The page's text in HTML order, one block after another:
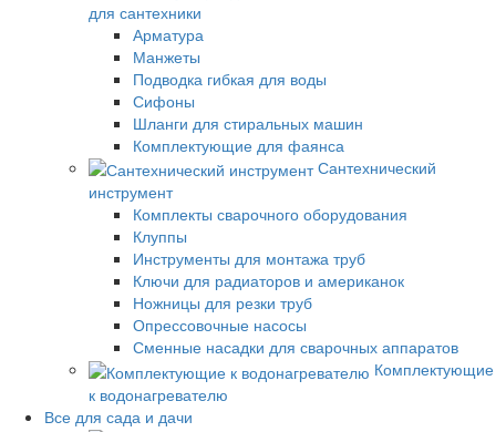
для сантехники
Арматура
Манжеты
Подводка гибкая для воды
Сифоны
Шланги для стиральных машин
Комплектующие для фаянса
Сантехнический
инструмент
Комплекты сварочного оборудования
Клуппы
Инструменты для монтажа труб
Ключи для радиаторов и американок
Ножницы для резки труб
Опрессовочные насосы
Сменные насадки для сварочных аппаратов
Комплектующие
к водонагревателю
Все для сада и дачи